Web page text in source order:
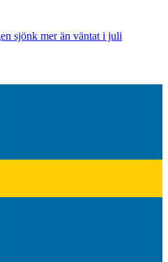
sjönk mer än väntat i juli